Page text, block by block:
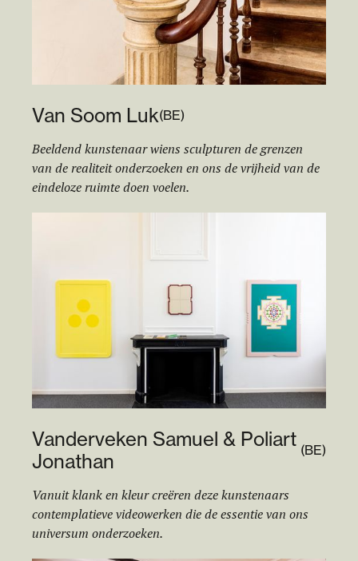
Van Soom Luk(BE)
Beeldend kunstenaar wiens sculpturen de grenzen
van de realiteit onderzoeken en ons de vrijheid van de
eindeloze ruimte doen voelen.
Vanderveken Samuel & Poliart
Jonathan
(BE)
Vanuit klank en kleur creëren deze kunstenaars
contemplatieve videowerken die de essentie van ons
universum onderzoeken.